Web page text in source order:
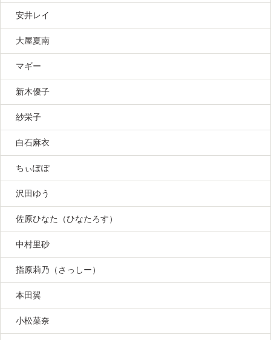
安井レイ
大屋夏南
マギー
新木優子
紗栄子
白石麻衣
ちぃぽぽ
沢田ゆう
佐原ひなた（ひなたろす）
中村里砂
指原莉乃（さっしー）
本田翼
小松菜奈